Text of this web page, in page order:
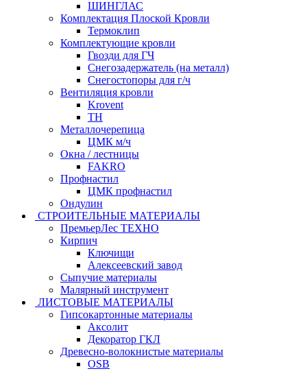
ШИНГЛАС
Комплектация Плоской Кровли
Термоклип
Комплектующие кровли
Гвозди для ГЧ
Снегозадержатель (на металл)
Снегостопоры для г/ч
Вентиляция кровли
Krovent
ТН
Металлочерепица
ЦМК м/ч
Окна / лестницы
FAKRO
Профнастил
ЦМК профнастил
Ондулин
СТРОИТЕЛЬНЫЕ МАТЕРИАЛЫ
ПремьерЛес ТЕХНО
Кирпич
Ключищи
Алексеевский завод
Сыпучие материалы
Малярный инструмент
ЛИСТОВЫЕ МАТЕРИАЛЫ
Гипсокартонные материалы
Аксолит
Декоратор ГКЛ
Древесно-волокнистые материалы
OSB